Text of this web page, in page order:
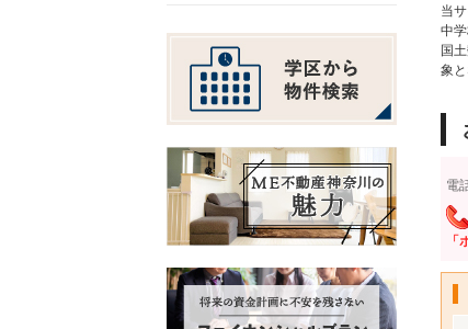
当
中
国
象
電
「